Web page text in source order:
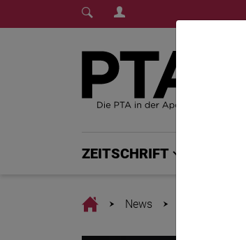
Login Menu
ZEITSCHRIFT
HomeNews